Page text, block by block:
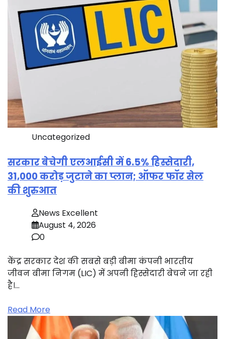
Uncategorized
सरकार बेचेगी एलआईसी में 6.5% हिस्सेदारी,
31,000 करोड़ जुटाने का प्लान; ऑफर फॉर सेल
की शुरुआत
News Excellent
August 4, 2026
0
केंद्र सरकार देश की सबसे बड़ी बीमा कंपनी भारतीय
जीवन बीमा निगम (LIC) में अपनी हिस्सेदारी बेचने जा रही
है।…
Read More